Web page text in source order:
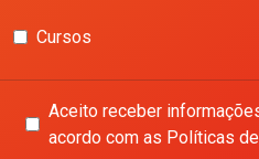
Cursos
Aceito receber
acordo com as Políticas